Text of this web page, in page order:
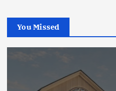
You Missed